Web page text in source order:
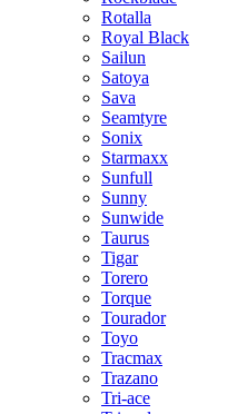
Rotalla
Royal Black
Sailun
Satoya
Sava
Seamtyre
Sonix
Starmaxx
Sunfull
Sunny
Sunwide
Taurus
Tigar
Torero
Torque
Tourador
Toyo
Tracmax
Trazano
Tri-ace